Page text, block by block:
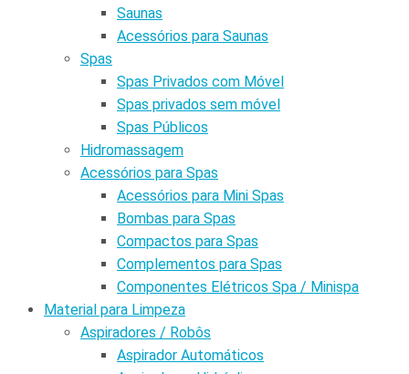
Saunas
Acessórios para Saunas
Spas
Spas Privados com Móvel
Spas privados sem móvel
Spas Públicos
Hidromassagem
Acessórios para Spas
Acessórios para Mini Spas
Bombas para Spas
Compactos para Spas
Complementos para Spas
Componentes Elétricos Spa / Minispa
Material para Limpeza
Aspiradores / Robôs
Aspirador Automáticos